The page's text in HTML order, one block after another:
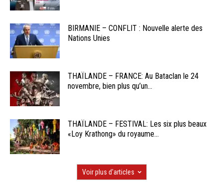
BIRMANIE – CONFLIT : Nouvelle alerte des
Nations Unies
THAÏLANDE – FRANCE: Au Bataclan le 24
novembre, bien plus qu’un...
THAÏLANDE – FESTIVAL: Les six plus beaux
«Loy Krathong» du royaume...
Voir plus d'articles